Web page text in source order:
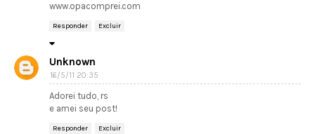
www.opacomprei.com
Responder Excluir
Unknown
16/5/11 20:35
Adorei tudo, rs
e amei seu post!
Responder Excluir